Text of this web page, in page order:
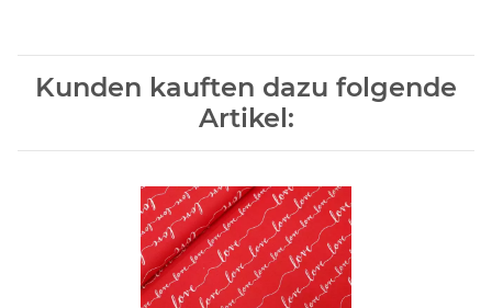
Kunden kauften dazu folgende
Artikel: